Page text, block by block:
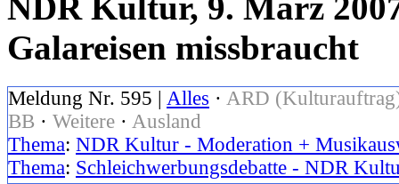
NDR Kultur, 9. März
Galareisen missbraucht
Meldung Nr. 595 | Alles · ARD
BB · Weitere · Ausland
Thema: NDR Kultur - Moderation +
Thema: Schleichwerbungsdebatte - NDR